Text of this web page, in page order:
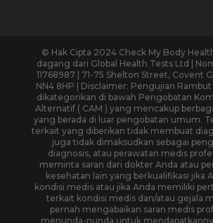
© Hak Cipta 2024 Check My Body
dagang dari Global Health Tests Ltd |
11768987 | 71-75 Shelton Street, Covent
NN4 8HP | Disclaimer: Pengujian
dikategorikan di bawah Pengobatan
Alternatif ( CAM ) yang mencakup
yang berada di luar pengobatan umum.
terkait yang diberikan tidak membuat
juga tidak dimaksudkan sebagai
diagnosis, atau perawatan medis
meminta saran dari dokter Anda atau
kesehatan lain yang berkualifikasi jika
kondisi medis atau jika Anda memiliki
terkait kondisi medis dan/atau gejala
pernah mengabaikan saran medis
menunda-nunda untuk